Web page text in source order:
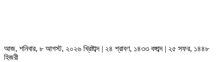
আজ, শনিবার, ৮ আগস্ট, ২০২৬ খ্রিষ্টাব্দ | ২৪ শ্রাবণ, ১৪৩৩ বঙ্গাব্দ | ২৫ সফর, ১৪৪৮
হিজরী